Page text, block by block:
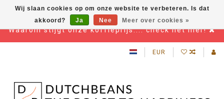
Waarom stijgt onze koffieprijs.... check het hier!
EUR
Wij slaan cookies op om onze website te verbeteren. Is dat
akkoord?
Ja Nee Meer over cookies »